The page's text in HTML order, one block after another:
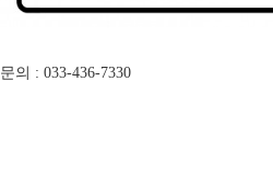
문의 : 033-436-7330